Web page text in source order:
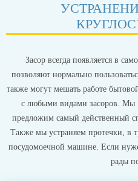
Засор всегда появляется в
позволяют нормально
также могут мешать работе
с любыми видами засоров. Мы
предложим самый действенный
Также мы устраняем протечки, в
посудомоечной машине. Если
рады